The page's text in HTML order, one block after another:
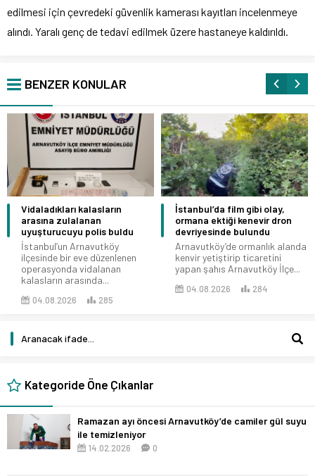
edilmesi için çevredeki güvenlik kamerası kayıtları incelenmeye
alındı. Yaralı genç de tedavi edilmek üzere hastaneye kaldırıldı.
BENZER KONULAR
Vidaladıkları kalasların
arasına zulalanan
uyuşturucuyu polis buldu
İstanbul’un Arnavutköy
ilçesinde bir eve düzenlenen
operasyonda vidalanan
kalasların arasında...
04.08.2026 285
İstanbul’da film gibi olay,
ormana ektiği kenevir dron
devriyesinde bulundu
Arnavutköy’de ormanlık alanda
kenvir yetiştirip ticaretini
yapan şahıs Arnavutköy İlçe...
04.08.2026 284
Kategoride Öne Çıkanlar
Ramazan ayı öncesi Arnavutköy’de camiler gül suyu
ile temizleniyor
14.02.2026 0